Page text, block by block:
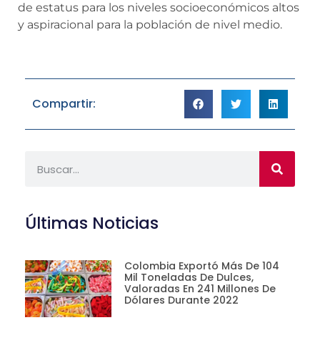
de estatus para los niveles socioeconómicos altos
y aspiracional para la población de nivel medio.
Compartir:
Últimas Noticias
Colombia Exportó Más De 104
Mil Toneladas De Dulces,
Valoradas En 241 Millones De
Dólares Durante 2022